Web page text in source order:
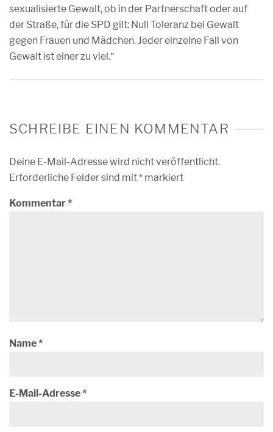
sexualisierte Gewalt, ob in der Partnerschaft oder auf
der Straße, für die SPD gilt: Null Toleranz bei Gewalt
gegen Frauen und Mädchen. Jeder einzelne Fall von
Gewalt ist einer zu viel.“
SCHREIBE EINEN KOMMENTAR
Deine E-Mail-Adresse wird nicht veröffentlicht.
Erforderliche Felder sind mit* markiert
Kommentar*
Name*
E-Mail-Adresse*